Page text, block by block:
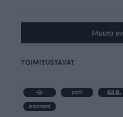
Muuta
TOIMITUSTAVAT